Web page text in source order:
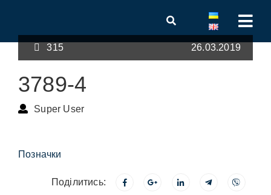
315 26.03.2019
3789-4
Super User
Позначки
Поділитись: